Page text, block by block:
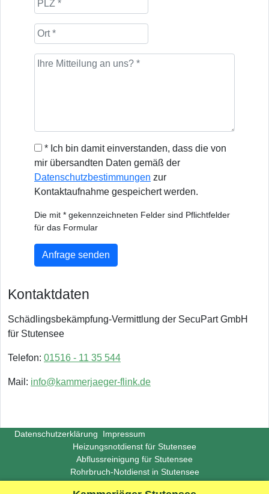
* Ich bin damit einverstanden, dass die von
mir übersandten Daten gemäß der
Datenschutzbestimmungen zur
Kontaktaufnahme gespeichert werden.
Die mit * gekennzeichneten Felder sind Pflichtfelder
für das Formular
Anfrage senden
Kontaktdaten
Schädlingsbekämpfung-Vermittlung der SecuPart GmbH
für Stutensee
Telefon: 01516 - 11 35 544
Mail: info@kammerjaeger-flink.de
Datenschutzerklärung
Impressum
Heizungsnotdienst für Stutensee
Abflussreinigung für Stutensee
Rohrbruch-Notdienst in Stutensee